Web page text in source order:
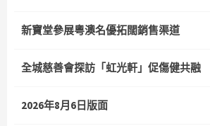
新寶堂參展粵澳名優拓闊銷售渠道
全城慈善會探訪「虹光軒」促傷健共融
2026年8月6日版面